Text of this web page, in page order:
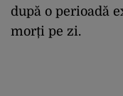
după o perioadă
morți pe zi.